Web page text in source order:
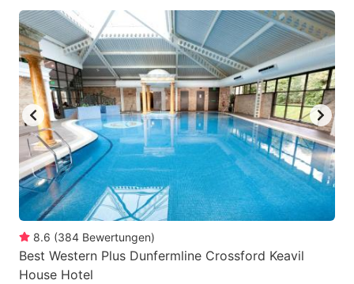
8.6 (384 Bewertungen)
Best Western Plus Dunfermline Crossford Keavil
House Hotel